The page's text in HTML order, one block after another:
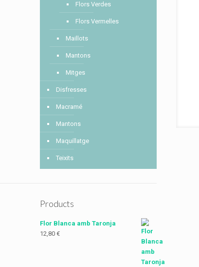
Flors Verdes
Flors Vermelles
Maillots
Mantons
Mitges
Disfresses
Macramé
Mantons
Maquillatge
Teixits
Products
Flor Blanca amb Taronja
12,80 €